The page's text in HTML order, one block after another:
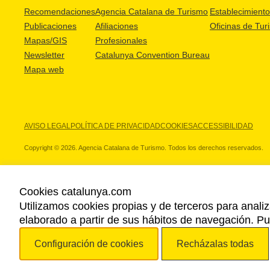
Recomendaciones
Publicaciones
Mapas/GIS
Newsletter
Mapa web
Agencia Catalana de Turismo
Afiliaciones
Profesionales
Catalunya Convention Bureau
Oficinas de
AVISO LEGALPOLÍTICA DE PRIVACIDADCOOKIESACCESSIBILIDAD
Copyright © 2026. Agencia Catalana de Turismo. Todos los derechos reservados.
NUESTROS PARTNERS
Cookies catalunya.com
Utilizamos cookies propias y de terceros para
elaborado a partir de sus hábitos de navegación.
Configuración de cookies Recházalas todas